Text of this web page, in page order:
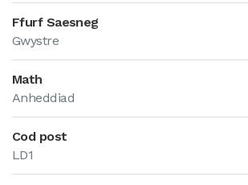
Ffurf Saesneg
Gwystre
Math
Anheddiad
Cod post
LD1